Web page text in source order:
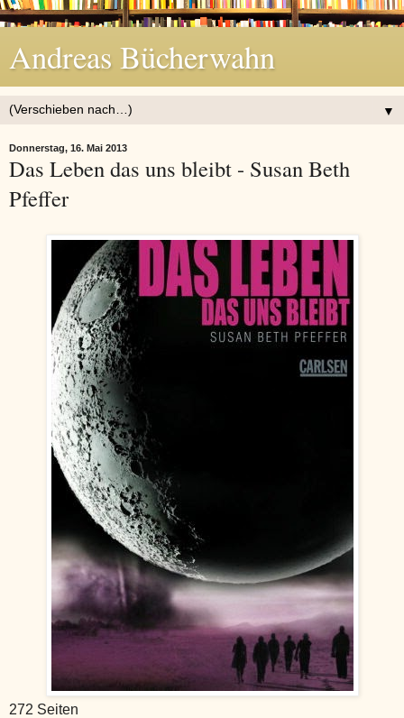
Andreas Bücherwahn
▼
Donnerstag, 16. Mai 2013
Das Leben das uns bleibt - Susan Beth
Pfeffer
272 Seiten